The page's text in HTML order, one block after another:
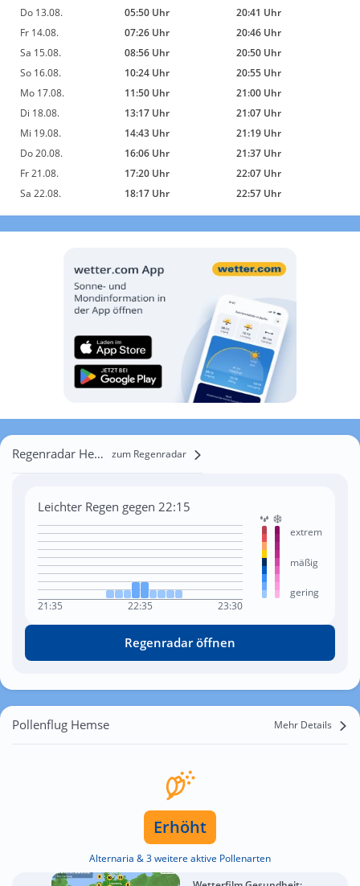
Do 13.08.
05:50 Uhr
20:41 Uhr
Fr 14.08.
07:26 Uhr
20:46 Uhr
Sa 15.08.
08:56 Uhr
20:50 Uhr
So 16.08.
10:24 Uhr
20:55 Uhr
Mo 17.08.
11:50 Uhr
21:00 Uhr
Di 18.08.
13:17 Uhr
21:07 Uhr
Mi 19.08.
14:43 Uhr
21:19 Uhr
Do 20.08.
16:06 Uhr
21:37 Uhr
Fr 21.08.
17:20 Uhr
22:07 Uhr
Sa 22.08.
18:17 Uhr 22:57 Uhr
Regenradar Hemse zum Regenradar
Leichter Regen gegen 22:15
21:35 22:35 23:30
extrem
mäßig
gering
Regenradar öffnen
Pollenflug Hemse Mehr Details
Erhöht
Alternaria & 3 weitere aktive Pollenarten